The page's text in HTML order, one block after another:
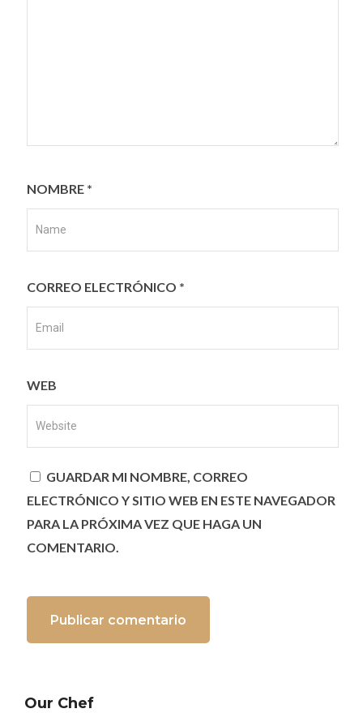
NOMBRE *
CORREO ELECTRÓNICO *
WEB
GUARDAR MI NOMBRE, CORREO
ELECTRÓNICO Y SITIO WEB EN ESTE NAVEGADOR
PARA LA PRÓXIMA VEZ QUE HAGA UN
COMENTARIO.
Our Chef